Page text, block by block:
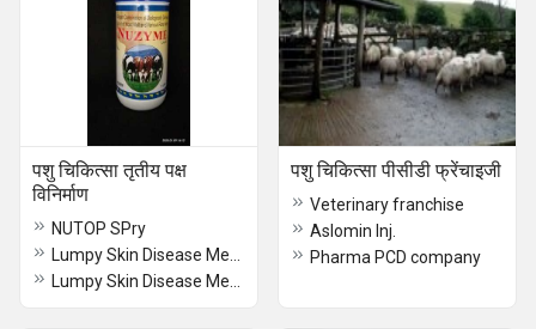
पशु चिकित्सा तृतीय पक्ष
विनिर्माण
NUTOP SPry
पशु चिकित्सा पीसीडी फ्रेंचाइजी
Veterinary franchise
Aslomin Inj.
Pharma PCD company